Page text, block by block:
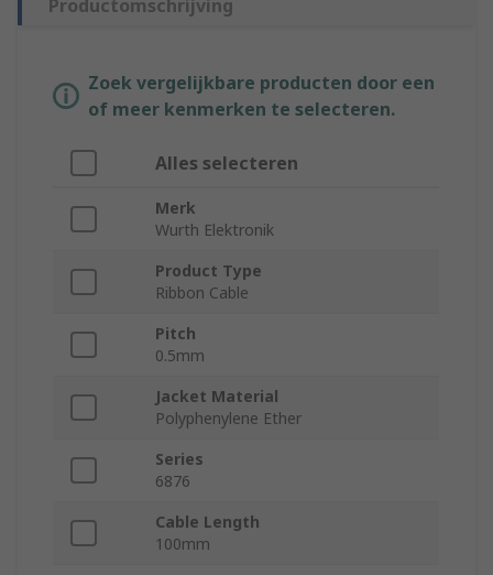
Productomschrijving
Zoek vergelijkbare producten door een
of meer kenmerken te selecteren.
Alles selecteren
Merk
Wurth Elektronik
Product Type
Ribbon Cable
Pitch
0.5mm
Jacket Material
Polyphenylene Ether
Series
6876
Cable Length
100mm